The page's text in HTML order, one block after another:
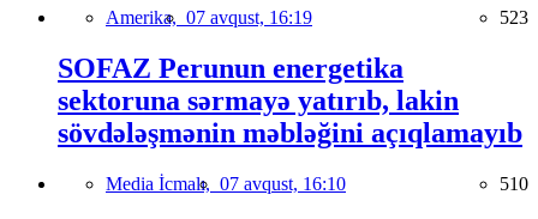
Amerika, 07 avqust, 16:19 523
SOFAZ Perunun energetika
sektoruna sərmayə yatırıb, lakin
sövdələşmənin məbləğini açıqlamayıb
Media İcmalı, 07 avqust, 16:10 510